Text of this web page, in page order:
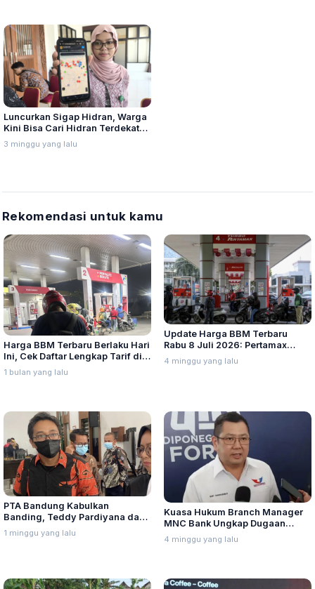
Luncurkan Sigap Hidran, Warga
Kini Bisa Cari Hidran Terdekat
Lewat Aplikasi
3 minggu yang lalu
Rekomendasi untuk kamu
Harga BBM Terbaru Berlaku Hari
Ini, Cek Daftar Lengkap Tarif di
Seluruh Indonesia
1 bulan yang lalu
Update Harga BBM Terbaru
Rabu 8 Juli 2026: Pertamax
Turbo, Dexlite, dan Pertamina
Dex Turun
4 minggu yang lalu
PTA Bandung Kabulkan
Banding, Teddy Pardiyana dan
Bintang Ditetapkan Ahli Waris
Lina Jubaedah
1 minggu yang lalu
Kuasa Hukum Branch Manager
MNC Bank Ungkap Dugaan
Penganiayaan oleh Hary Tanoe
di MNC Towe
4 minggu yang lalu